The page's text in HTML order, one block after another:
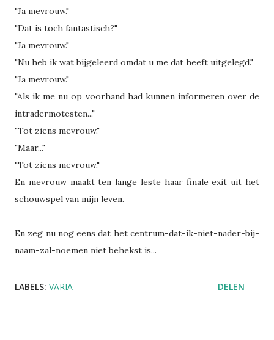
"Ja mevrouw."
"Dat is toch fantastisch?"
"Ja mevrouw."
"Nu heb ik wat bijgeleerd omdat u me dat heeft uitgelegd."
"Ja mevrouw."
"Als ik me nu op voorhand had kunnen informeren over de
intradermotesten..."
"Tot ziens mevrouw."
"Maar..."
"Tot ziens mevrouw."
En mevrouw maakt ten lange leste haar finale exit uit het
schouwspel van mijn leven.
En zeg nu nog eens dat het centrum-dat-ik-niet-nader-bij-
naam-zal-noemen niet behekst is...
LABELS: VARIA DELEN